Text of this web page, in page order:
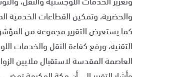
والحضرية، وتمكين القطاعات الخدمية
كما يستعرض التقرير مجموعة من
التقنية، ورفع كفاءة النقل والخدمات
العاصمة المقدسة لاستقبال ملايين